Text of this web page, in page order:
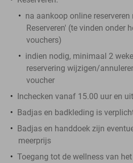
na aankoop online
Reserveren' (te vinden onder
vouchers)
indien nodig, minimaal 2
reservering wijzigen/
voucher
Inchecken vanaf 15.00 uur en
Badjas en badkleding is
Badjas en handdoek zijn
meerprijs
Toegang tot de wellness van